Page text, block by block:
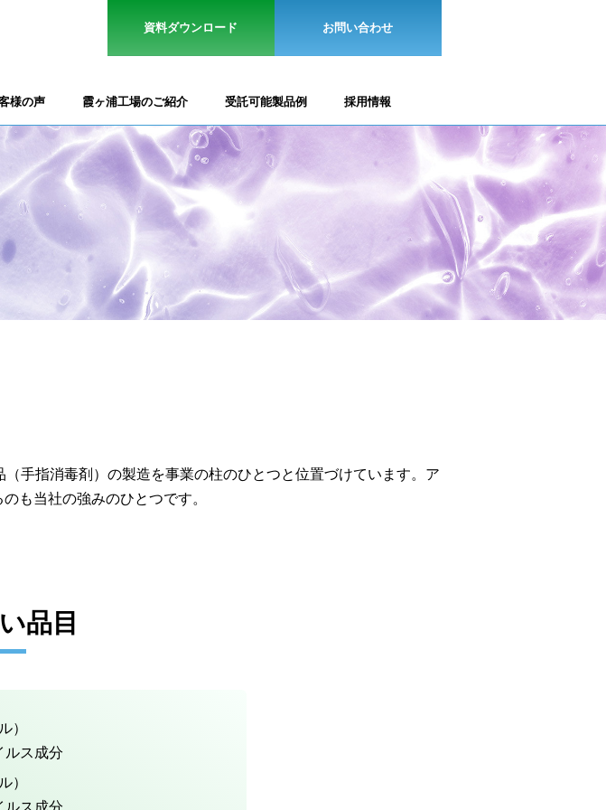
資料ダウンロード お問い合わせ
様の声 霞ヶ浦工場のご紹介 受託可能製品例 採用情報
手指消毒剤）の製造を事業の柱のひとつと位置づけています。ア
も当社の強みのひとつです。
品目
）
ルス成分
）